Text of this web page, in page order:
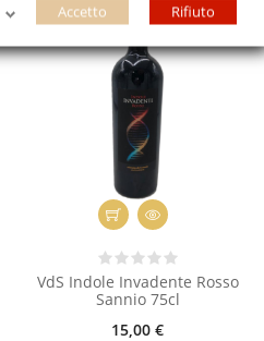
VdS Indole Invadente Rosso
Sannio 75cl
15,00 €
Accetto Rifiuto